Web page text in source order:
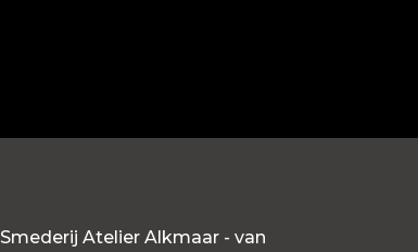
Smederij Atelier Alkmaar - van